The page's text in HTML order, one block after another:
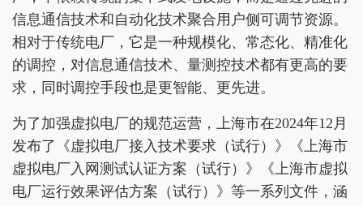
信息通信技术和自动化技术聚合用户侧可调节资源。
相对于传统电厂，它是一种规模化、常态化、精准化
的调控，对信息通信技术、量测控技术都有更高的要
求，同时调控手段也是更智能、更先进。
为了加强虚拟电厂的规范运营，上海市在2024年12月
发布了《虚拟电厂接入技术要求（试行）》《上海市
虚拟电厂入网测试认证方案（试行）》《上海市虚拟
电厂运行效果评估方案（试行）》等一系列文件，涵